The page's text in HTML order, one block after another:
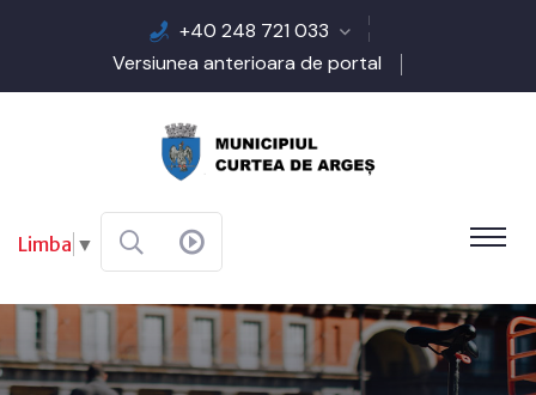
+40 248 721 033
Versiunea anterioara de portal
Limba ▼